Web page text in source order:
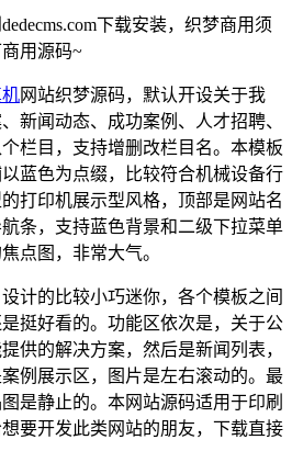
下载安装，织梦商用须
用源码~
网站织梦源码，默认开设关于我
新闻动态、成功案例、人才招聘、
栏目，支持增删改栏目名。本模板
蓝色为点缀，比较符合机械设备行
打印机展示型风格，顶部是网站名
条，支持蓝色背景和二级下拉菜单
点图，非常大气。
计的比较小巧迷你，各个模板之间
挺好看的。功能区依次是，关于公
供的解决方案，然后是新闻列表，
例展示区，图片是左右滚动的。最
是静止的。本网站源码适用于印刷
要开发此类网站的朋友，下载直接